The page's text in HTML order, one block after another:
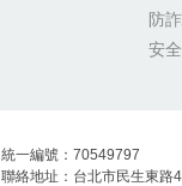
防
安
統一編號：70549797
聯絡地址：台北市民生東路